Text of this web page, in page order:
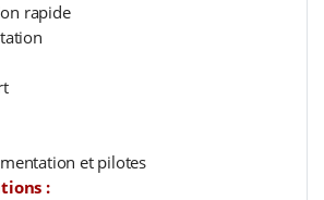
rapide
et pilotes
: